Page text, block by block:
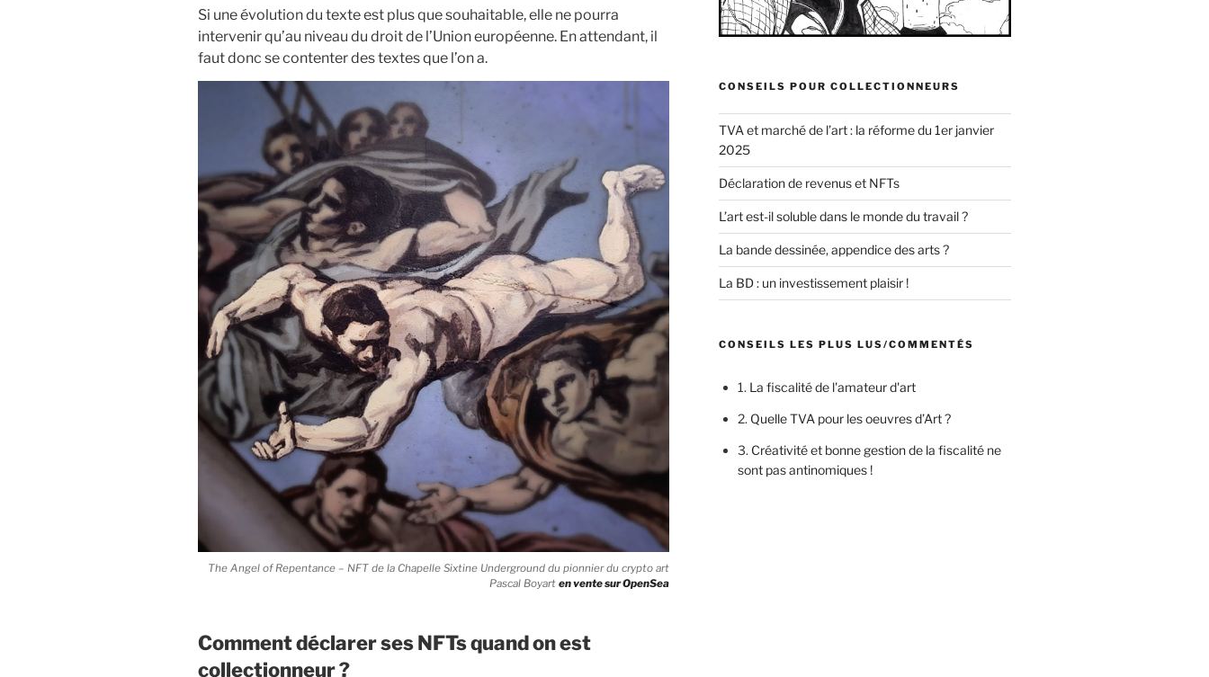
Si une évolution du texte est plus que souhaitable, elle ne pourra
intervenir qu’au niveau du droit de l’Union européenne. En attendant, il
faut donc se contenter des textes que l’on a.
The Angel of Repentance – NFT de la Chapelle Sixtine Underground du pionnier du crypto art
Pascal Boyarten vente sur OpenSea
Comment déclarer ses NFTs quand on est
collectionneur ?
CONSEILS POUR COLLECTIONNEURS
TVA et marché de l’art : la réforme du 1er janvier
2025
Déclaration de revenus et NFTs
L’art est-il soluble dans le monde du travail ?
La bande dessinée, appendice des arts ?
La BD : un investissement plaisir !
CONSEILS LES PLUS LUS/COMMENTÉS
1. La fiscalité de l'amateur d'art
2. Quelle TVA pour les oeuvres d’Art ?
3. Créativité et bonne gestion de la fiscalité ne
sont pas antinomiques !